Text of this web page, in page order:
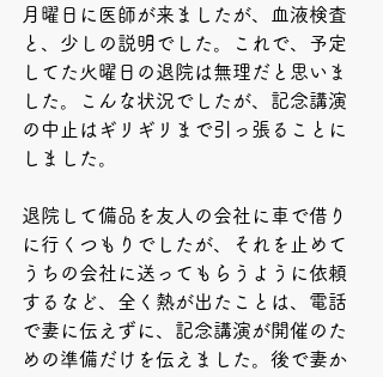
月曜日に医師が来ましたが、血液検査
と、少しの説明でした。これで、予定
してた火曜日の退院は無理だと思いま
した。こんな状況でしたが、記念講演
の中止はギリギリまで引っ張ることに
しました。
退院して備品を友人の会社に車で借り
に行くつもりでしたが、それを止めて
うちの会社に送ってもらうように依頼
するなど、全く熱が出たことは、電話
で妻に伝えずに、記念講演が開催のた
めの準備だけを伝えました。後で妻か